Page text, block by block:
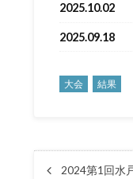
2025.10.02
2025.09.18
大会 結果
2024第1回水